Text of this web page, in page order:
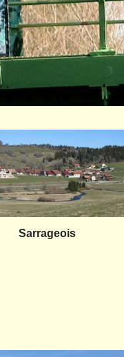
Sarrageois